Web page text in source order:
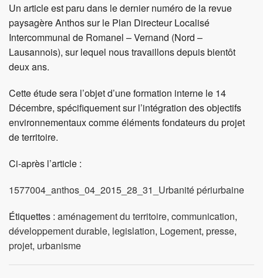
Un article est paru dans le dernier numéro de la revue
paysagère Anthos sur le Plan Directeur Localisé
Intercommunal de Romanel – Vernand (Nord –
Lausannois), sur lequel nous travaillons depuis bientôt
deux ans.
Cette étude sera l’objet d’une formation interne le 14
Décembre, spécifiquement sur l’intégration des objectifs
environnementaux comme éléments fondateurs du projet
de territoire.
Ci-après l’article :
1577004_anthos_04_2015_28_31_Urbanité périurbaine
Étiquettes : aménagement du territoire, communication,
développement durable, legislation, Logement, presse,
projet, urbanisme